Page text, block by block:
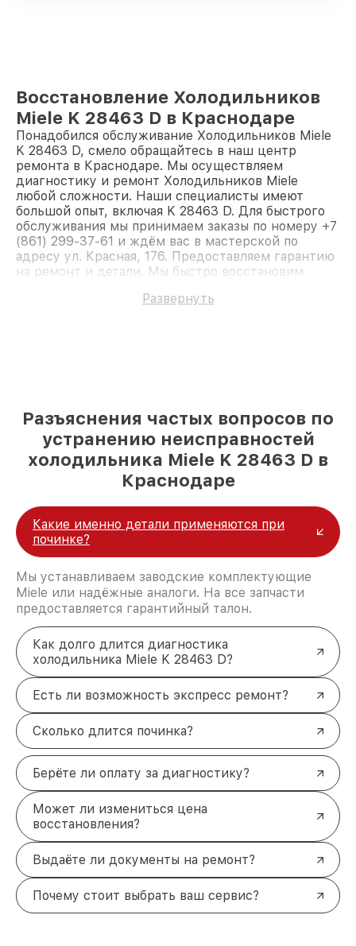
Восстановление Холодильников
Miele K 28463 D в Краснодаре
Понадобился обслуживание Холодильников Miele
K 28463 D, смело обращайтесь в наш центр
ремонта в Краснодаре. Мы осуществляем
диагностику и ремонт Холодильников Miele
любой сложности. Наши специалисты имеют
большой опыт, включая K 28463 D. Для быстрого
обслуживания мы принимаем заказы по номеру +7
(861) 299-37-61 и ждём вас в мастерской по
адресу ул. Красная, 176. Предоставляем гарантию
на ремонт и детали. Мы быстро восстановим
Развернуть
Разъяснения частых вопросов по
устранению неисправностей
холодильника Miele K 28463 D в
Краснодаре
Какие именно детали применяются при
починке?
Мы устанавливаем заводские комплектующие
Miele или надёжные аналоги. На все запчасти
предоставляется гарантийный талон.
Как долго длится диагностика
холодильника Miele K 28463 D?
Есть ли возможность экспресс ремонт?
Сколько длится починка?
Берёте ли оплату за диагностику?
Может ли измениться цена
восстановления?
Выдаёте ли документы на ремонт?
Почему стоит выбрать ваш сервис?